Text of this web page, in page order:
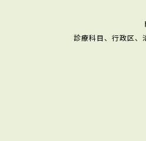
診療科目、行政区、